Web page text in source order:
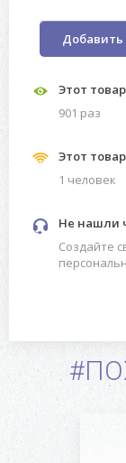
Добавить
Этот
901 раз
Этот
1 человек
Не нашли
Создайте